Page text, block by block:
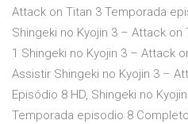
Attack on Titan 3 Temporada
Shingeki no Kyojin 3 – Attack
1 Shingeki no Kyojin 3 – Attack
Assistir Shingeki no Kyojin 3 –
Episódio 8 HD, Shingeki no
Temporada episodio 8